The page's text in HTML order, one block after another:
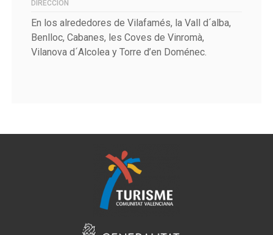
DIRECCIÓN
En los alrededores deVilafamés, la Vall d´alba,
Benlloc, Cabanes, les Coves de Vinromà,
Vilanova d´Alcolea y Torre d’en Doménec.